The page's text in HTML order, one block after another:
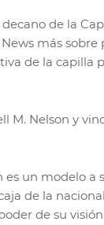
de la
más
de la capilla
M. Nelson y
es un modelo
de la
de su